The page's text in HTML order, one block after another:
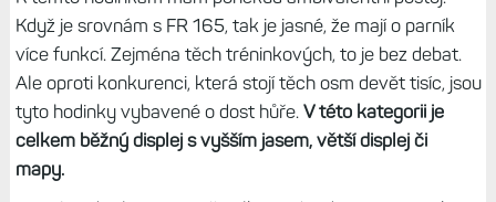
Gyroskop
Teploměr (vnější teplota)
Ovládání chytrého trenažéru
Cyklistický trenér Garmin
Některé aktivity, např. plavání ve volné vodě